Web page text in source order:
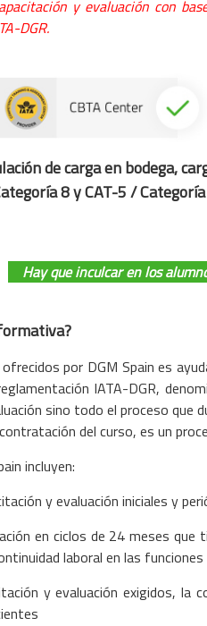
y evaluación con
DGR.
de carga en bodega,
8 y CAT-5 /
Hay que inculcar en los
por DGM Spain es
IATA-DGR,
sino todo el proceso
del curso, es un
incluyen:
y evaluación iniciales y
en ciclos de 24 meses que
laboral en las
y evaluación exigidos,